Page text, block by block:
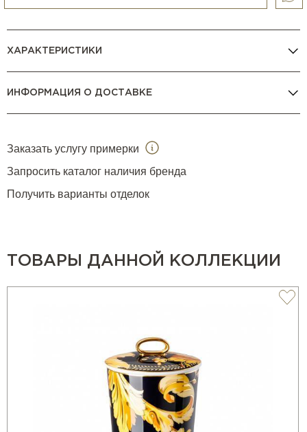
ХАРАКТЕРИСТИКИ
ИНФОРМАЦИЯ О ДОСТАВКЕ
Заказать услугу примерки
Запросить каталог наличия бренда
Получить варианты отделок
ТОВАРЫ ДАННОЙ КОЛЛЕКЦИИ